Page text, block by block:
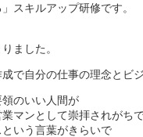
スキルアップ研修です。
ました。
で自分の仕事の理念とビ
のいい人間が
マンとして崇拝されがち
いう言葉がきらいで